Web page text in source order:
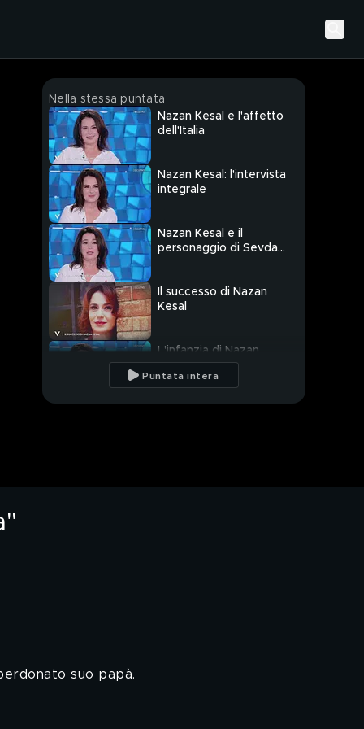
Nella stessa puntata
Nazan Kesal e l'affetto
dell'Italia
Nazan Kesal: l'intervista
integrale
Nazan Kesal e il
personaggio di Sevda
Il successo di Nazan
Kesal
L'infanzia di Nazan
Kesal
Puntata intera
suo papà.